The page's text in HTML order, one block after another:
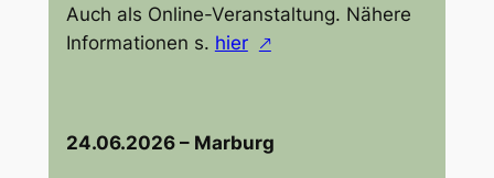
Auch als Online-Veranstaltung. Nähere
Informationen s. hier
24.06.2026 – Marburg